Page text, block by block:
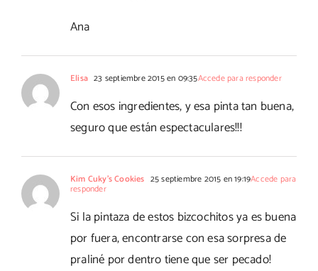
Ana
Elisa 23 septiembre 2015 en 09:35Accede para responder
Con esos ingredientes, y esa pinta tan buena,
seguro que están espectaculares!!!
Kim Cuky's Cookies 25 septiembre 2015 en 19:19Accede para
responder
Si la pintaza de estos bizcochitos ya es buena
por fuera, encontrarse con esa sorpresa de
praliné por dentro tiene que ser pecado!